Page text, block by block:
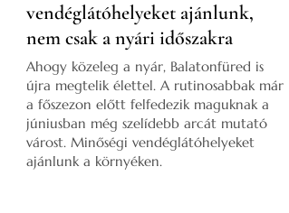
vendéglátóhelyeket ajánlunk,
nem csak a nyári időszakra
Ahogy közeleg a nyár, Balatonfüred is
újra megtelik élettel. A rutinosabbak már
a főszezon előtt felfedezik maguknak a
júniusban még szelídebb arcát mutató
várost. Minőségi vendéglátóhelyeket
ajánlunk a környéken.